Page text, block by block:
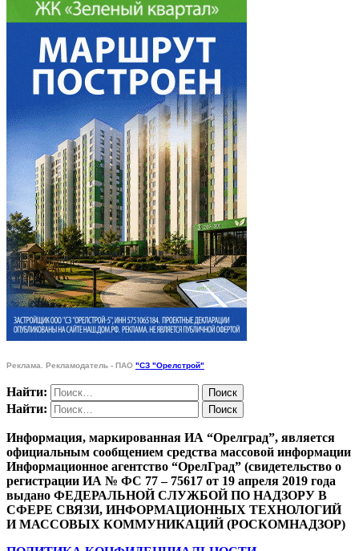
Реклама. Рекламодатель - ПАО "СЗ "Орелстрой"
Найти:
Найти:
Информация, маркированная ИА “Орелград”, является
официальным сообщением средства массовой информации
Информационное агентство “ОрелГрад” (свидетельство о
регистрации ИА № ФС 77 – 75617 от 19 апреля 2019 года
выдано ФЕДЕРАЛЬНОЙ СЛУЖБОЙ ПО НАДЗОРУ В
СФЕРЕ СВЯЗИ, ИНФОРМАЦИОННЫХ ТЕХНОЛОГИЙ
И МАССОВЫХ КОММУНИКАЦИЙ (РОСКОМНАДЗОР)